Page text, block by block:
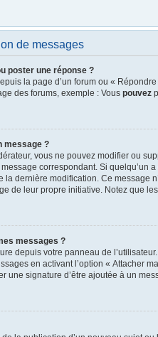
de messages
poster une réponse ?
la page d’un forum ou «
des forums, exemple : Vous pouvez
message ?
vous ne pouvez modifier ou
correspondant. Si quelqu’un
la dernière modification. Ce
de leur propre initiative. Notez que
messages ?
depuis votre panneau de
en activant l’option « Attacher
une signature d’être ajoutée à un